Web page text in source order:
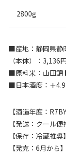
2800g
■産地：静岡県
（本体）：3,136
■原料米：山田錦
■日本酒度：＋
【酒造年度：R7BY
【発送：クール便
【保存：冷蔵推奨】
【発売：6月から】